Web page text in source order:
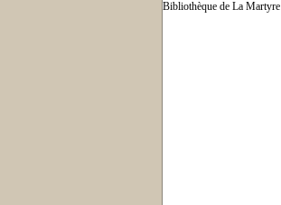
Bibliothèque de La Martyre